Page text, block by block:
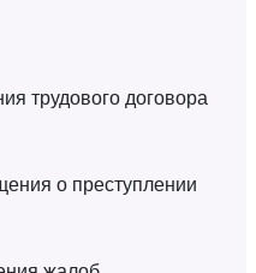
трудового договора
о преступлении